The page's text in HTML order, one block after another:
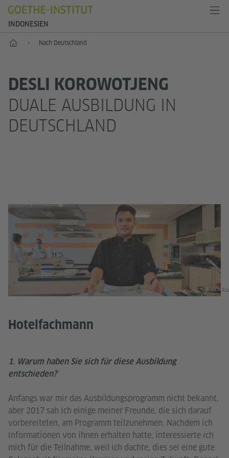
INDONESIEN
Start Nach Deutschland
DESLI KOROWOTJENG
DUALE AUSBILDUNG IN
DEUTSCHLAND
Hotelfachmann
1. Warum haben Sie sich für diese Ausbildung
entschieden?
Anfangs war mir das Ausbildungsprogramm nicht bekannt,
aber 2017 sah ich einige meiner Freunde, die sich darauf
vorbereiteten, am Programm teilzunehmen. Nachdem ich
Informationen von ihnen erhalten hatte, interessierte ich
mich für die Teilnahme, weil ich dachte, dies sei eine gute